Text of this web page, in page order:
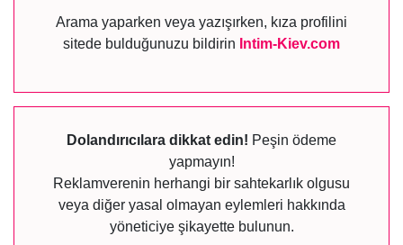
Arama yaparken veya yazışırken, kıza profilini
sitede bulduğunuzu bildirin Intim-Kiev.com
Dolandırıcılara dikkat edin! Peşin ödeme
yapmayın!
Reklamverenin herhangi bir sahtekarlık olgusu
veya diğer yasal olmayan eylemleri hakkında
yöneticiye şikayette bulunun.